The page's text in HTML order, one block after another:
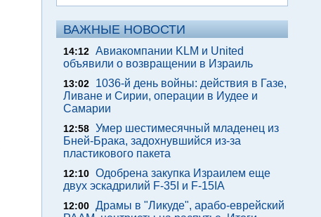
ВАЖНЫЕ НОВОСТИ
14:12 Авиакомпании KLM и United
объявили о возвращении в Израиль
13:02
1036-й день войны: действия в Газе,
Ливане и Сирии, операции в Иудее и
Самарии
12:58 Умер шестимесячный младенец из
Бней-Брака, задохнувшийся из-за
пластикового пакета
12:10 Одобрена закупка Израилем еще
двух эскадрилий F-35I и F-15IA
12:00 Драмы в "Ликуде", арабо-еврейский